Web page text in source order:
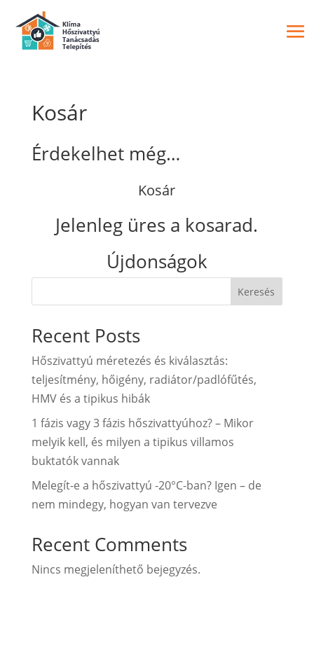
Kosár
Érdekelhet még…
Kosár
Jelenleg üres a kosarad.
Újdonságok
Keresés
Recent Posts
Hőszivattyú méretezés és kiválasztás:
teljesítmény, hőigény, radiátor/padlófűtés,
HMV és a tipikus hibák
1 fázis vagy 3 fázis hőszivattyúhoz? – Mikor
melyik kell, és milyen a tipikus villamos
buktatók vannak
Melegít-e a hőszivattyú -20°C-ban? Igen – de
nem mindegy, hogyan van tervezve
Recent Comments
Nincs megjeleníthető bejegyzés.